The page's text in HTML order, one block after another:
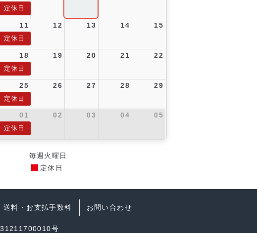
定休日
11 12 13 14 15
定休日
18 19 20 21 22
定休日
25 26 27 28 29
定休日
01 02 03 04 05
定休日
毎週火曜日
定休日
送料・お支払手数料 お問い合わせ
号